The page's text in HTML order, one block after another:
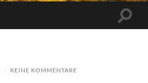
/ KEINE KOMMENTARE